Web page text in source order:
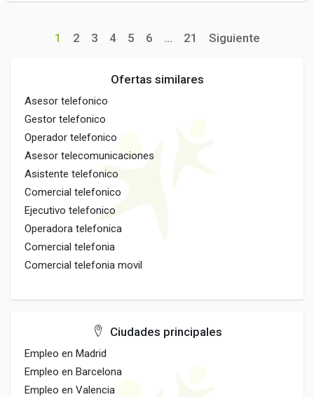
1 2 3 4 5 6 ... 21 Siguiente
Ofertas similares
Asesor telefonico
Gestor telefonico
Operador telefonico
Asesor telecomunicaciones
Asistente telefonico
Comercial telefonico
Ejecutivo telefonico
Operadora telefonica
Comercial telefonia
Comercial telefonia movil
Ciudades principales
Empleo en Madrid
Empleo en Barcelona
Empleo en Valencia